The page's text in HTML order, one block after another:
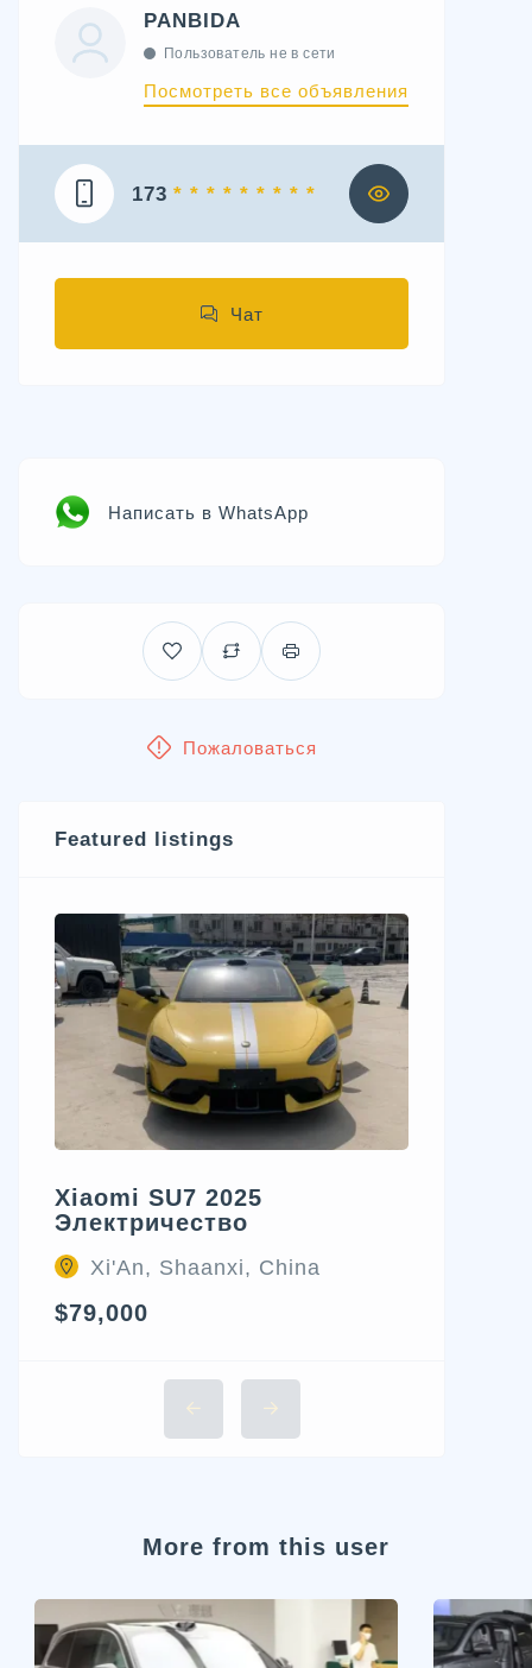
PANBIDA
Пользователь не в сети
Посмотреть все объявления
173 * * * * * * * * *
Чат
Написать в WhatsApp
Пожаловаться
Featured listings
Xiaomi SU7 2025
Электричество
Xi'An, Shaanxi, China
$79,000
More from this user